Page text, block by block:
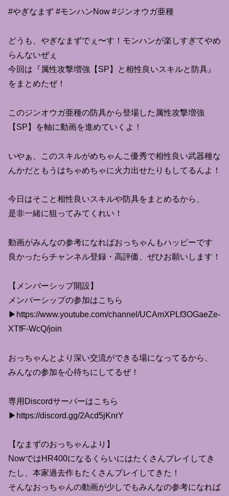
#やぎなまず #モンハンNow #ジンオウガ亜種
どうも、やぎなまずでぇ〜す！モンハンが楽しすぎてやめ
らんないぜぇ
今回は『属性攻撃増強【SP】と相性良いスキルと防具』
をまとめたぜ！
このジンオウガ亜種の防具から登場した属性攻撃増強
【SP】を軸に動画を進めていくよ！
いやぁ、このスキルがめちゃんこ優秀で相性良い武器種な
んかだともうはちゃめちゃに火力出せたりもしてるんよ！
今日はそこと相性良いスキルや防具をまとめるから、
是非一緒に狙ってみてくれい！
動画がみんなの参考になればおっちゃんもハッピーです
良かったらチャンネル登録・高評価、ぜひお願いします！
【メンバーシップ開設】
メンバーシップの参加はこちら
▶︎https://www.youtube.com/channel/UCAmXPLf3OGaeZe-
XTfF-WcQ/join
おっちゃんとより深い交流ができる場になってるから、
みんなの参加を心待ちにしてるぜ！
専用Discordサーバーはこちら
▶︎https://discord.gg/2Acd5jKnrY
【なまずのおっちゃんより】
NowではHR400になるくらいにはたくさんプレイしてき
たし、本家過去作もたくさんプレイしてきた！
そんなおっちゃんの動画が少しでもみんなの参考になれば